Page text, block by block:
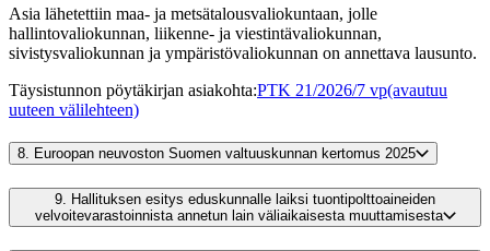
Asia lähetettiin maa- ja metsätalousvaliokuntaan, jolle
hallintovaliokunnan, liikenne- ja viestintävaliokunnan,
sivistysvaliokunnan ja ympäristövaliokunnan on annettava lausunto.
Täysistunnon pöytäkirjan asiakohta:PTK 21/2026/7 vp(avautuu
uuteen välilehteen)
8. Euroopan neuvoston Suomen valtuuskunnan kertomus 2025
9. Hallituksen esitys eduskunnalle laiksi tuontipolttoaineiden
velvoitevarastoinnista annetun lain väliaikaisesta muuttamisesta